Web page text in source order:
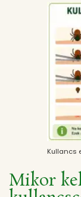
Kullancs
Mikor